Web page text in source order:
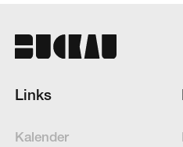
Links
Kalender